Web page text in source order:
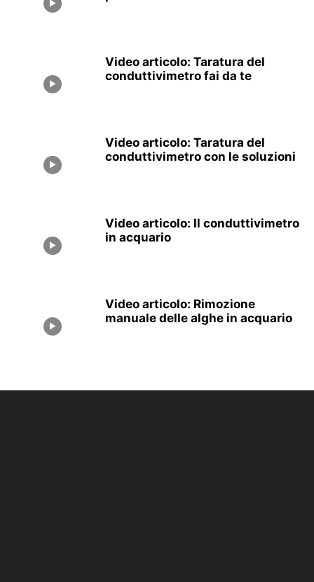
Video articolo: Taratura del
conduttivimetro fai da te
Video articolo: Taratura del
conduttivimetro con le soluzioni
Video articolo: Il conduttivimetro
in acquario
Video articolo: Rimozione
manuale delle alghe in acquario